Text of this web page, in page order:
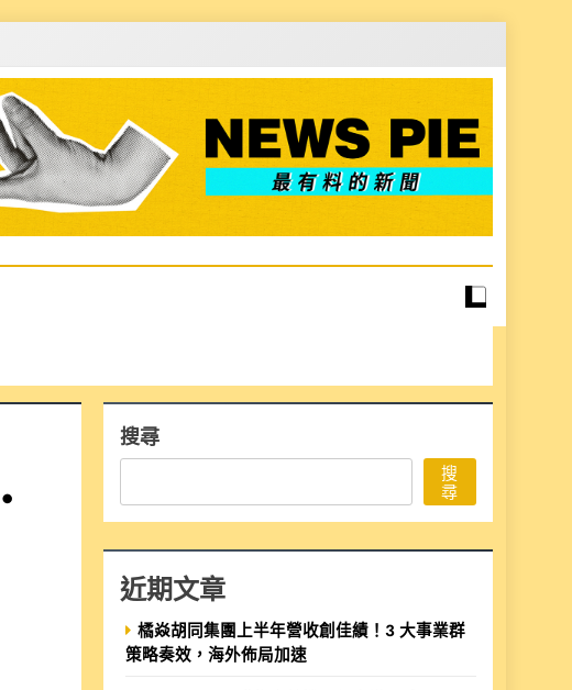
搜尋
搜
尋
近期文章
橘焱胡同集團上半年營收創佳績！3 大事業群
策略奏效，海外佈局加速